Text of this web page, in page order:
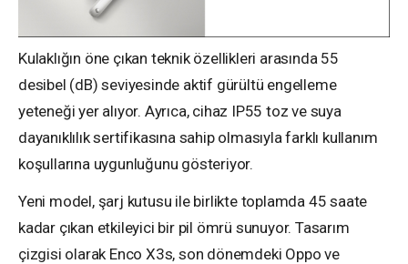
Kulaklığın öne çıkan teknik özellikleri arasında 55
desibel (dB) seviyesinde aktif gürültü engelleme
yeteneği yer alıyor. Ayrıca, cihaz IP55 toz ve suya
dayanıklılık sertifikasına sahip olmasıyla farklı kullanım
koşullarına uygunluğunu gösteriyor.
Yeni model, şarj kutusu ile birlikte toplamda 45 saate
kadar çıkan etkileyici bir pil ömrü sunuyor. Tasarım
çizgisi olarak Enco X3s, son dönemdeki Oppo ve